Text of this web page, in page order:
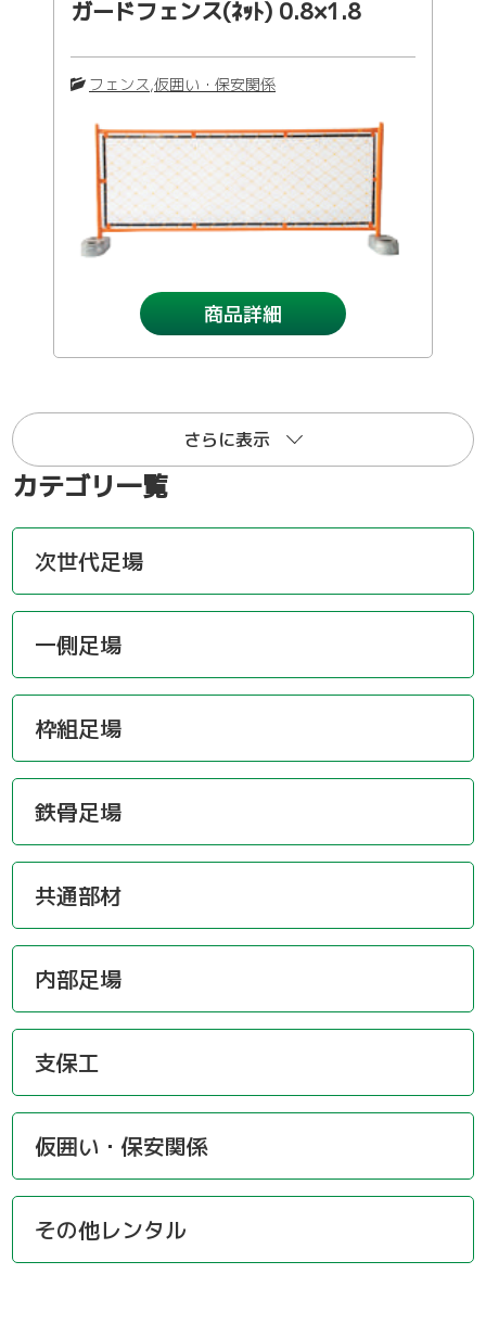
ガードフェンス(ﾈｯﾄ) 0.8×1.8
仮囲い・保安関係
,
フェンス
商品詳細
さらに表示
カテゴリ一覧
次世代足場
一側足場
枠組足場
鉄骨足場
共通部材
内部足場
支保工
仮囲い・保安関係
その他レンタル